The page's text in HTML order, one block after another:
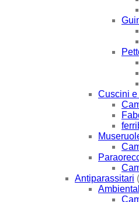
Cuscini
Antiparassitari